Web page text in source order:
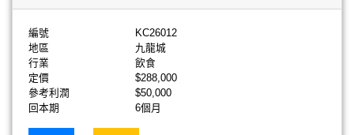
編號
KC26012
地區
九龍城
行業
飲食
定價
$288,000
參考利潤
$50,000
回本期
6個月